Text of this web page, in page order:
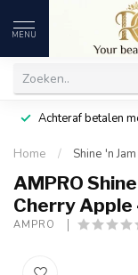
MENU
Achteraf betalen
Home / Shine 'n
AMPRO
Cherry Apple
AMPRO